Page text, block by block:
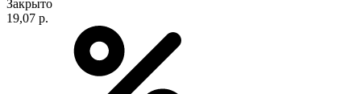
Закрыто
19,07 р.